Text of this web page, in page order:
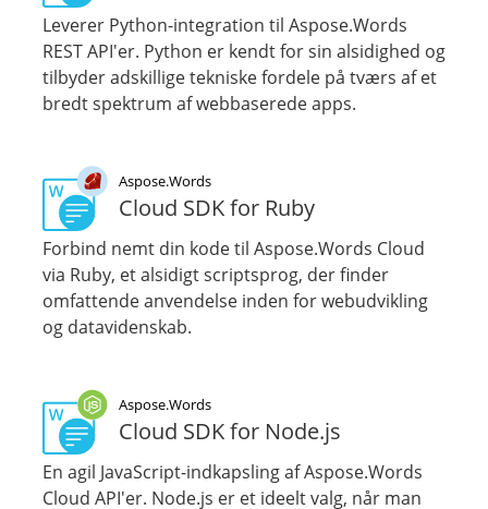
Leverer Python-integration til Aspose.Words
REST API'er. Python er kendt for sin alsidighed og
tilbyder adskillige tekniske fordele på tværs af et
bredt spektrum af webbaserede apps.
Aspose.Words
Cloud SDK for Ruby
Forbind nemt din kode til Aspose.Words Cloud
via Ruby, et alsidigt scriptsprog, der finder
omfattende anvendelse inden for webudvikling
og datavidenskab.
Aspose.Words
Cloud SDK for Node.js
En agil JavaScript-indkapsling af Aspose.Words
Cloud API'er. Node.js er et ideelt valg, når man